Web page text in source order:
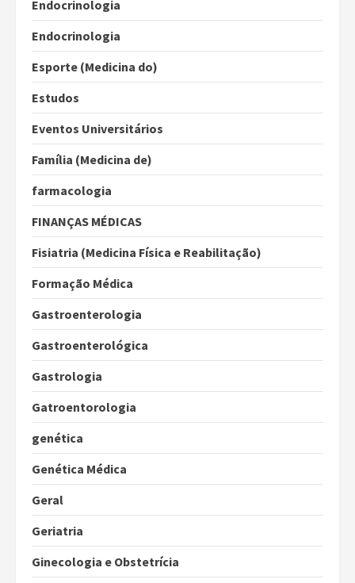
Endocrinologia
Endocrinologia
Esporte (Medicina do)
Estudos
Eventos Universitários
Família (Medicina de)
farmacologia
FINANÇAS MÉDICAS
Fisiatria (Medicina Física e Reabilitação)
Formação Médica
Gastroenterologia
Gastroenterológica
Gastrologia
Gatroentorologia
genética
Genética Médica
Geral
Geriatria
Ginecologia e Obstetrícia